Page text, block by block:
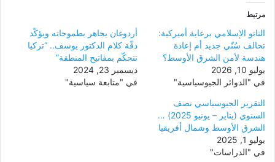
مرتبط
الناتو الإسلامي برعاية أميركية:
تحالف سُنّي جديد أم إعادة
هندسة لأمن الشرق الأوسط؟
يوليو 10, 2026
في "الدوائر الجيوسياسية"
أردوغان يجاهر بطموحاته ويؤكّد
دقّة كلام الدكتور يوسف.. “تركيا
تتحكّم بمفاتيح المنطقة”
ديسمبر 23, 2024
في "متابعة سياسية"
التقرير الجيوسياسي نصف
السنوي (يناير – يونيو 2025) …
الشرق الأوسط وشمال أفريقيا
يوليو 1, 2025
في "الدراسات"